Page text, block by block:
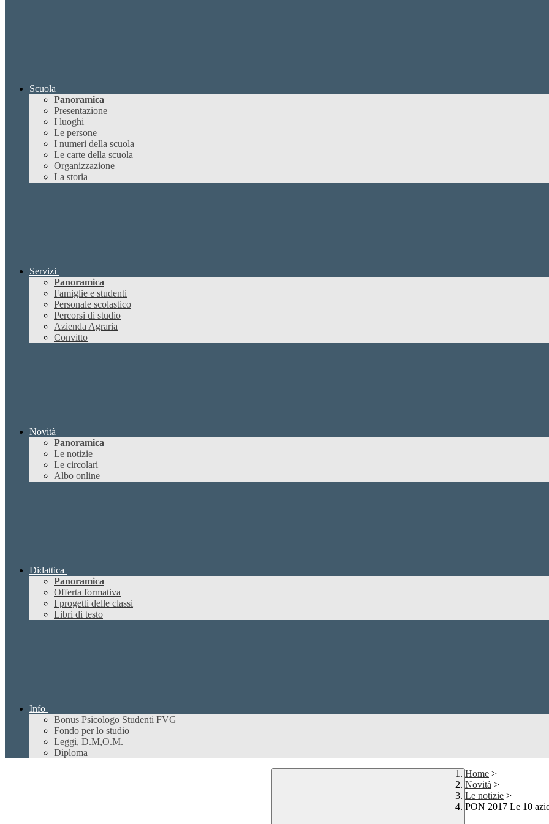
Scuola
Panoramica
Presentazione
I luoghi
Le persone
I numeri della scuola
Le carte della scuola
Organizzazione
La storia
Servizi
Panoramica
Famiglie e studenti
Personale scolastico
Percorsi di studio
Azienda Agraria
Convitto
Novità
Panoramica
Le notizie
Le circolari
Albo online
Didattica
Panoramica
Offerta formativa
I progetti delle classi
Libri di testo
Info
Bonus Psicologo Studenti FVG
Fondo per lo studio
Leggi, D.M,O.M.
Diploma
Home >
Novità >
Le notizie >
PON 2017 Le 10